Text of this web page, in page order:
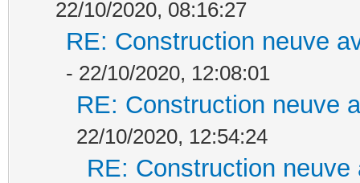
22/10/2020, 08:16:27
RE: Construction neuve
- 22/10/2020, 12:08:01
RE: Construction neuve
22/10/2020, 12:54:24
RE: Construction